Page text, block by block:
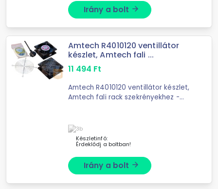
Irány a bolt arrow_forward
Amtech R4010120 ventillátor
készlet, Amtech fali ...
11 494 Ft
Amtech R4010120 ventillátor készlet,
Amtech fali rack szekrényekhez -
tetőlemezén előkészített
Készletinfó:
Érdeklődj a boltban!
Irány a bolt arrow_forward